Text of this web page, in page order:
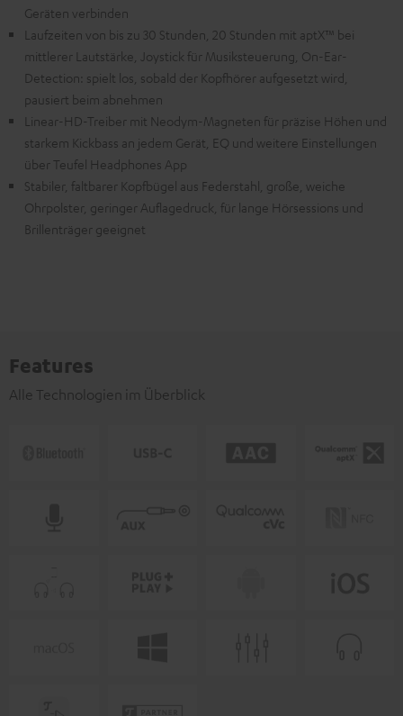
Geräten verbinden
Laufzeiten von bis zu 30 Stunden, 20 Stunden mit aptX™ bei
mittlerer Lautstärke, Joystick für Musiksteuerung, On-Ear-
Detection: spielt los, sobald der Kopfhörer aufgesetzt wird,
pausiert beim abnehmen
Linear-HD-Treiber mit Neodym-Magneten für präzise Höhen und
starkem Kickbass an jedem Gerät, EQ und weitere Einstellungen
über Teufel Headphones App
Stabiler, faltbarer Kopfbügel aus Federstahl, große, weiche
Ohrpolster, geringer Auflagedruck, für lange Hörsessions und
Brillenträger geeignet
Features
Alle Technologien im Überblick